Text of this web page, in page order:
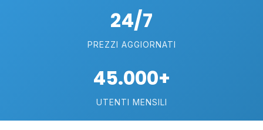
24/7
PREZZI AGGIORNATI
45.000+
UTENTI MENSILI